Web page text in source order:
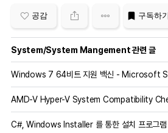
공감 구독하기
System/System Mangement 관련 글
C#, Windows Installer 를 통한 설치 프로그램